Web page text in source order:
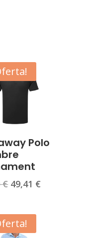
Polo
€ El
era:
54,90 €.
49,41 €